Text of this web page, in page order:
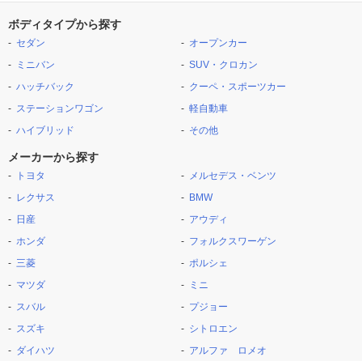
ボディタイプから探す
セダン
ミニバン
ハッチバック
ステーションワゴン
ハイブリッド
オープンカー
SUV・クロカン
クーペ・スポーツカー
軽自動車
その他
メーカーから探す
トヨタ
レクサス
日産
ホンダ
三菱
マツダ
スバル
スズキ
ダイハツ
メルセデス・ベンツ
BMW
アウディ
フォルクスワーゲン
ポルシェ
ミニ
プジョー
シトロエン
アルファ ロメオ